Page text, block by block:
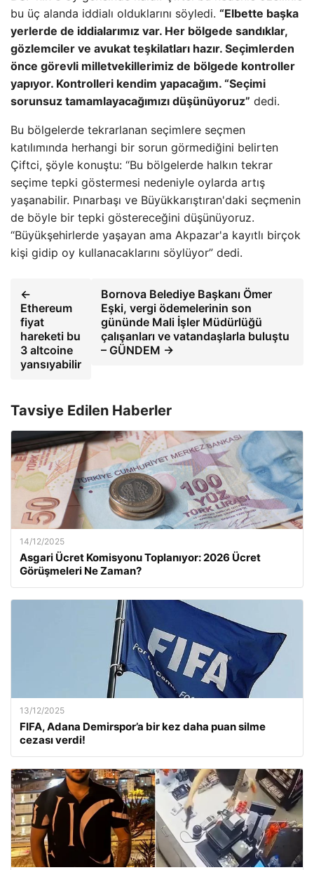
bu üç alanda iddialı olduklarını söyledi. “Elbette başka
yerlerde de iddialarımız var. Her bölgede sandıklar,
gözlemciler ve avukat teşkilatları hazır. Seçimlerden
önce görevli milletvekillerimiz de bölgede kontroller
yapıyor. Kontrolleri kendim yapacağım. “Seçimi
sorunsuz tamamlayacağımızı düşünüyoruz” dedi.
Bu bölgelerde tekrarlanan seçimlere seçmen
katılımında herhangi bir sorun görmediğini belirten
Çiftci, şöyle konuştu: “Bu bölgelerde halkın tekrar
seçime tepki göstermesi nedeniyle oylarda artış
yaşanabilir. Pınarbaşı ve Büyükkarıştıran'daki seçmenin
de böyle bir tepki göstereceğini düşünüyoruz.
“Büyükşehirlerde yaşayan ama Akpazar'a kayıtlı birçok
kişi gidip oy kullanacaklarını söylüyor” dedi.
←
Ethereum
fiyat
hareketi bu
3 altcoine
yansıyabilir
Bornova Belediye Başkanı Ömer
Eşki, vergi ödemelerinin son
gününde Mali İşler Müdürlüğü
çalışanları ve vatandaşlarla buluştu
– GÜNDEM →
Tavsiye Edilen Haberler
14/12/2025
Asgari Ücret Komisyonu Toplanıyor: 2026 Ücret
Görüşmeleri Ne Zaman?
13/12/2025
FIFA, Adana Demirspor’a bir kez daha puan silme
cezası verdi!